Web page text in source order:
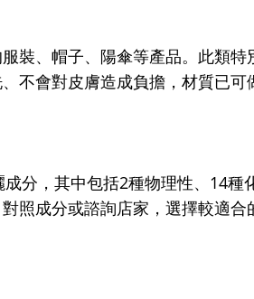
裝、帽子、陽傘等產品。此類特
不會對皮膚造成負擔，材質已可
分，其中包括2種物理性、14種
照成分或諮詢店家，選擇較適合